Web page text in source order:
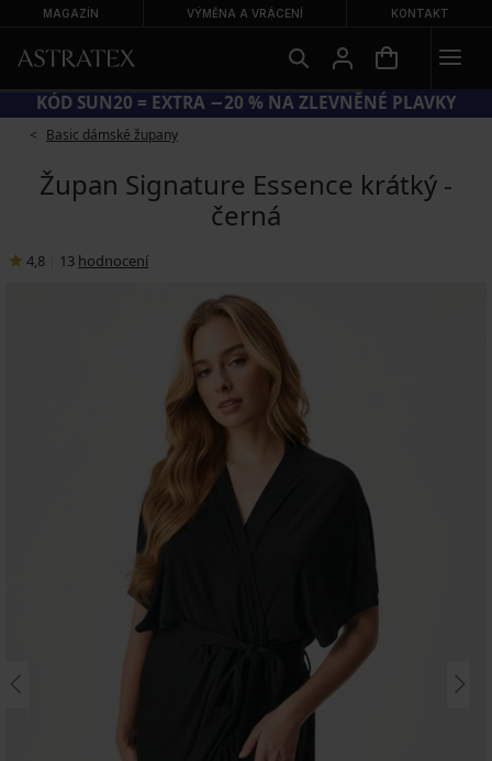
MAGAZÍN VÝMĚNA A VRÁCENÍ KONTAKT
KÓD SUN20 = EXTRA −20 % NA ZLEVNĚNÉ PLAVKY
Basic dámské župany
Župan Signature Essence krátký -
černá
4,8 13 hodnocení